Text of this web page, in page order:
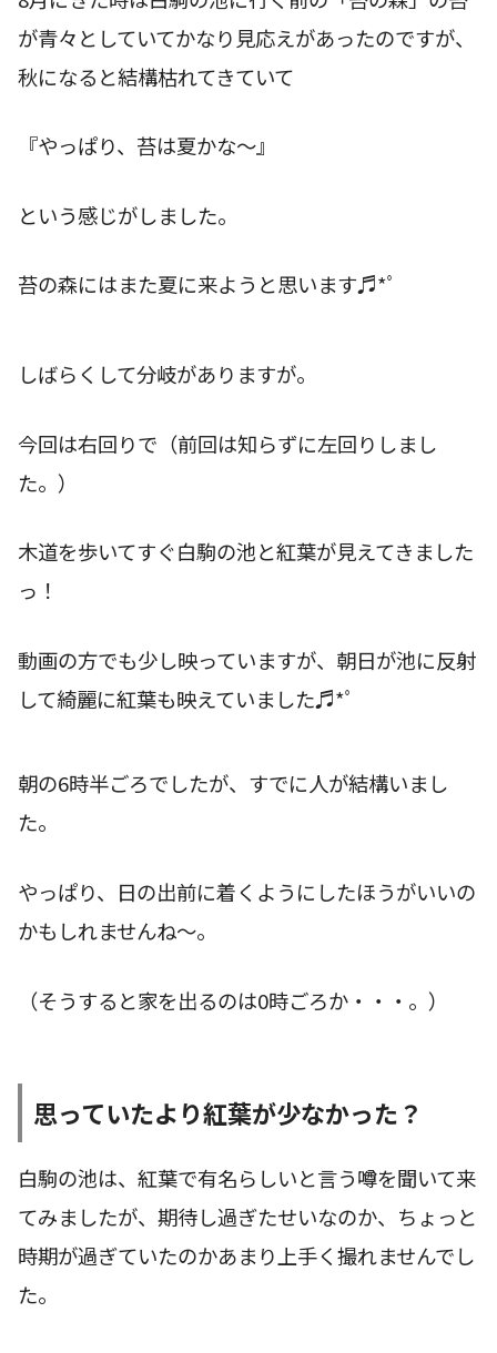
が青々としていてかなり見応えがあったのですが、
秋になると結構枯れてきていて
『やっぱり、苔は夏かな〜』
という感じがしました。
苔の森にはまた夏に来ようと思います♬*ﾟ
しばらくして分岐がありますが。
今回は右回りで（前回は知らずに左回りしまし
た。）
木道を歩いてすぐ白駒の池と紅葉が見えてきました
っ！
動画の方でも少し映っていますが、朝日が池に反射
して綺麗に紅葉も映えていました♬*ﾟ
朝の6時半ごろでしたが、すでに人が結構いまし
た。
やっぱり、日の出前に着くようにしたほうがいいの
かもしれませんね〜。
（そうすると家を出るのは0時ごろか・・・。）
思っていたより紅葉が少なかった？
白駒の池は、紅葉で有名らしいと言う噂を聞いて来
てみましたが、期待し過ぎたせいなのか、ちょっと
時期が過ぎていたのかあまり上手く撮れませんでし
た。